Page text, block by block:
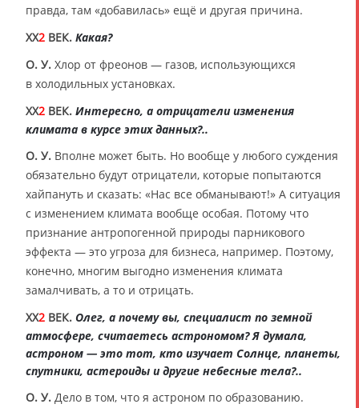
правда, там «добавилась» ещё и другая причина.
XX2 ВЕК. Какая?
О. У. Хлор от фреонов — газов, использующихся
в холодильных установках.
XX2 ВЕК. Интересно, а отрицатели изменения
климата в курсе этих данных?..
О. У. Вполне может быть. Но вообще у любого суждения
обязательно будут отрицатели, которые попытаются
хайпануть и сказать: «Нас все обманывают!» А ситуация
с изменением климата вообще особая. Потому что
признание антропогенной природы парникового
эффекта — это угроза для бизнеса, например. Поэтому,
конечно, многим выгодно изменения климата
замалчивать, а то и отрицать.
XX2 ВЕК. Олег, а почему вы, специалист по земной
атмосфере, считаетесь астрономом? Я думала,
астроном — это тот, кто изучает Солнце, планеты,
спутники, астероиды и другие небесные тела?..
О. У. Дело в том, что я астроном по образованию.